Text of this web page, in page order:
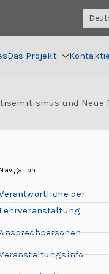
Das Projekt
und Neue
Navigation
der
Lehrveranstaltung